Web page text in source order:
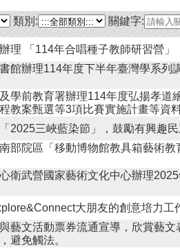
類別: 關鍵字:
理 「114年合唱種子教師研習營」
館辦理114年度下半年臺灣學系列
學前教育署辦理114年度弘揚孝道
教案甄選等3項比賽實施計畫等資
2025三峽藍染節」，鼓勵有興趣
部院區「移動博物館教具箱藝術
衛武營國家藝術文化中心辦理
大朋友的創意培力工
藝文活動票券流通宣導，欣賞藝
避免觸法。